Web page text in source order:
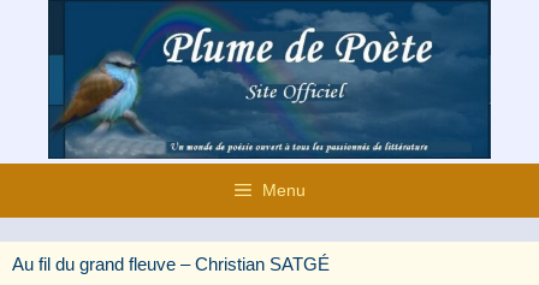
contenu
Menu
Au fil du grand fleuve – Christian SATGÉ